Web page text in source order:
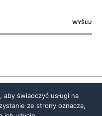
Dobrodzień.
i cookies
świadczyć usługi na
ze strony oznacza,